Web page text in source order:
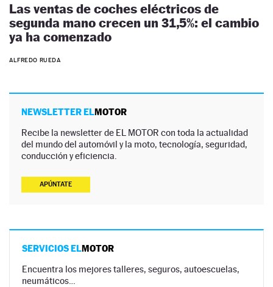
Las ventas de coches eléctricos de
segunda mano crecen un 31,5%: el cambio
ya ha comenzado
ALFREDO RUEDA
NEWSLETTER ELMOTOR
Recibe la newsletter de EL MOTOR con toda la actualidad
del mundo del automóvil y la moto, tecnología, seguridad,
conducción y eficiencia.
APÚNTATE
SERVICIOS ELMOTOR
Encuentra los mejores talleres, seguros, autoescuelas,
neumáticos…